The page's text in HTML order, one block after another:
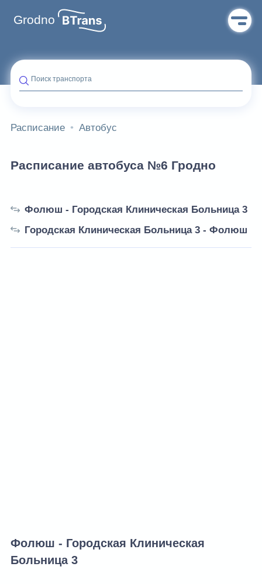
Grodno
Поиск транспорта
Расписание Автобус
Расписание автобуса №6 Гродно
Фолюш - Городская Клиническая Больница 3
Городская Клиническая Больница 3 - Фолюш
Фолюш - Городская Клиническая
Больница 3